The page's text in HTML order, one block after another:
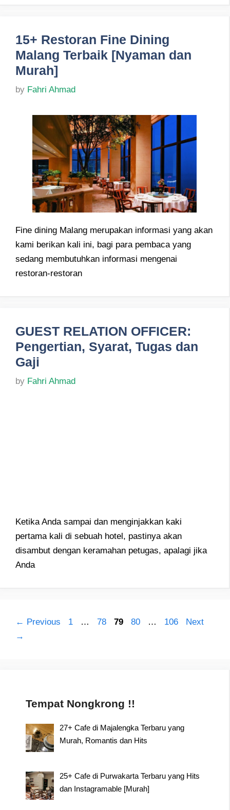
15+ Restoran Fine Dining
Malang Terbaik [Nyaman dan
Murah]
by Fahri Ahmad
Fine dining Malang merupakan informasi yang akan
kami berikan kali ini, bagi para pembaca yang
sedang membutuhkan informasi mengenai
restoran-restoran
GUEST RELATION OFFICER:
Pengertian, Syarat, Tugas dan
Gaji
by Fahri Ahmad
Ketika Anda sampai dan menginjakkan kaki
pertama kali di sebuah hotel, pastinya akan
disambut dengan keramahan petugas, apalagi jika
Anda
← Previous Page
1 … Page
78 Page
79 Page
80 … Page
106
Next
→
Tempat Nongkrong !!
27+ Cafe di Majalengka Terbaru yang
Murah, Romantis dan Hits
25+ Cafe di Purwakarta Terbaru yang Hits
dan Instagramable [Murah]